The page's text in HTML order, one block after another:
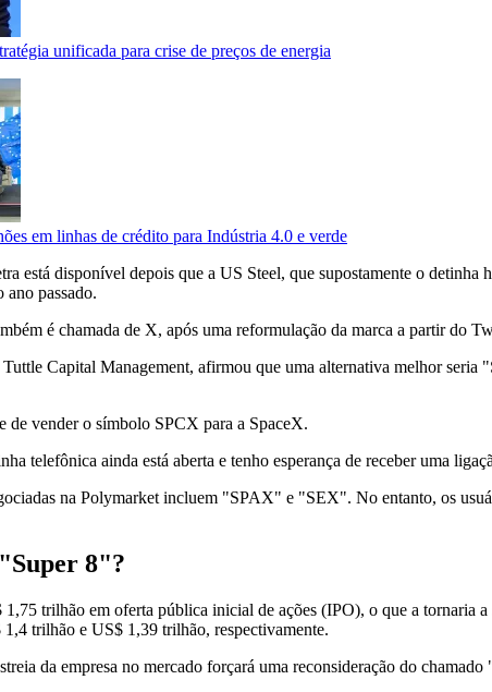
unificada para crise de preços de energia
em linhas de crédito para Indústria 4.0 e verde
está disponível depois que a US Steel, que supostamente o
ano passado.
é chamada de X, após uma reformulação da marca a partir do
Capital Management, afirmou que uma alternativa melhor
de vender o símbolo SPCX para a SpaceX.
telefônica ainda está aberta e tenho esperança de receber uma
na Polymarket incluem "SPAX" e "SEX". No entanto, os
8"?
trilhão em oferta pública inicial de ações (IPO), o que a tornaria
trilhão e US$ 1,39 trilhão, respectivamente.
da empresa no mercado forçará uma reconsideração do